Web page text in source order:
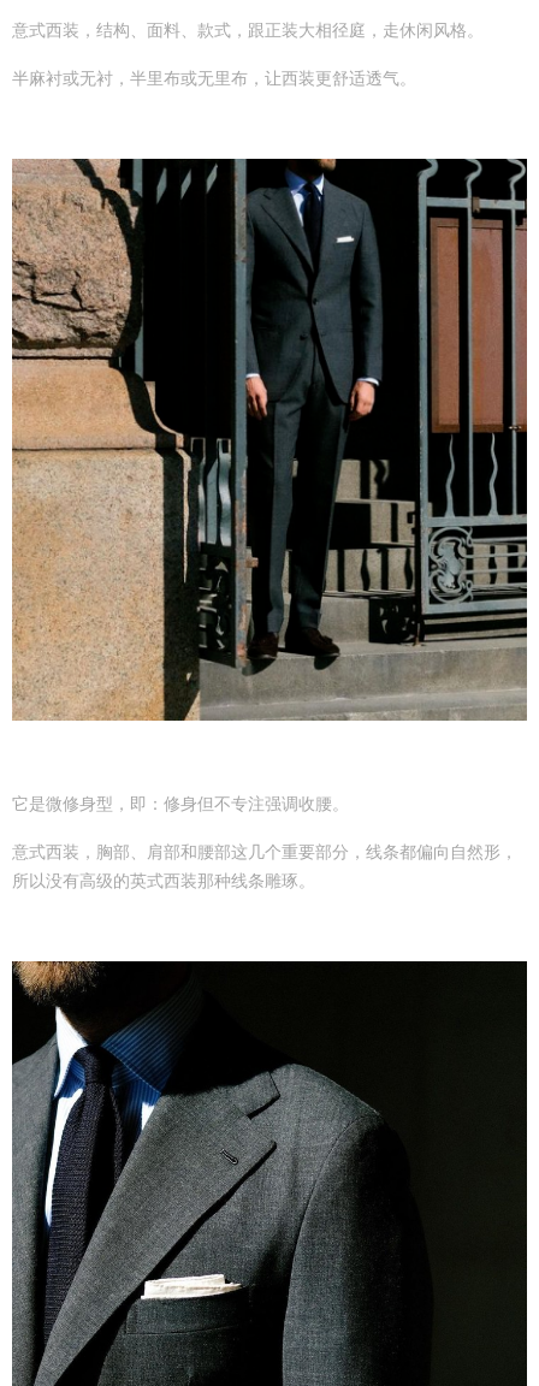
意式西装，结构、面料、款式， 跟正装大相径庭，走休闲风格。
半麻衬或无衬，半里布或无里布， 让西装更舒适透气。
它是微修身型，即：修身但不专注强调收腰。
意式西装，胸部、肩部和腰部这几个重要部分，线条都偏向自然形，
所以没有高级的英式西装那种线条雕琢。